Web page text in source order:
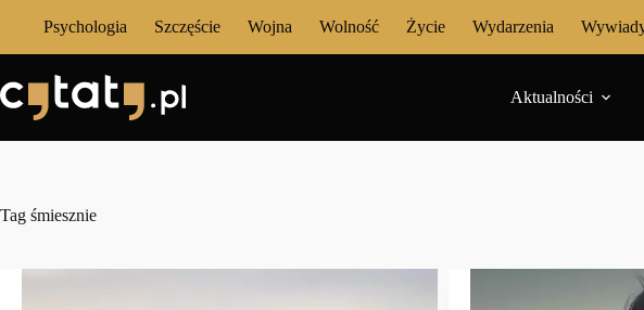
Psychologia Szczęście Wojna Wolność Życie Wydarzenia
Aktualności
Tag śmiesznie